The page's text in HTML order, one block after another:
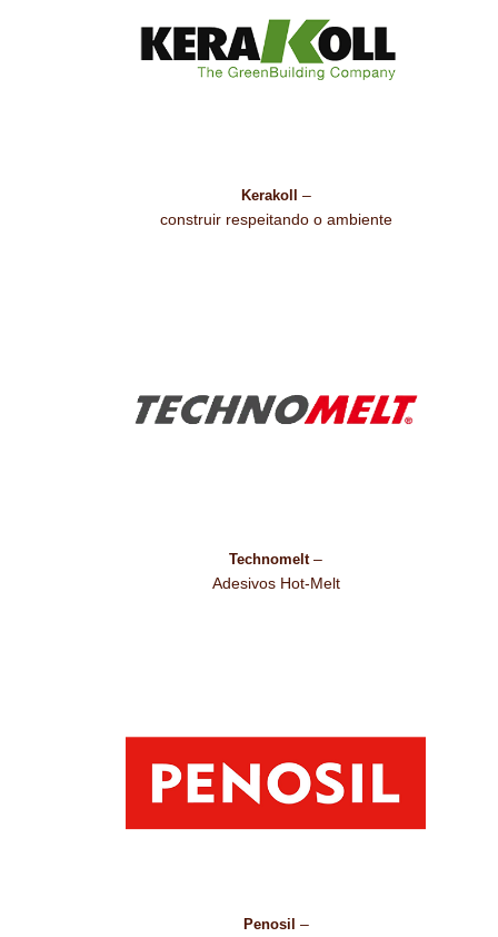
Kerakoll –
construir respeitando o ambiente
Technomelt–
Adesivos Hot-Melt
Penosil –